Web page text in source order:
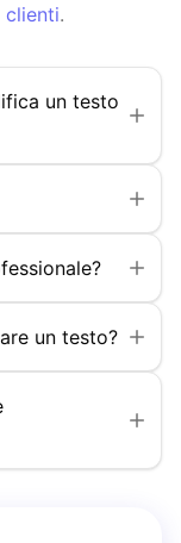
clienti.
un testo
un testo?